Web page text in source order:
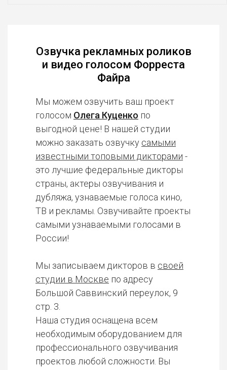
Озвучка рекламных роликов
и видео голосом Форреста
Файра
Мы можем озвучить ваш проект
голосом Олега Куценко по
выгодной цене! В нашей студии
можно заказать озвучку самыми
известными топовыми дикторами -
это лучшие федеральные дикторы
страны, актеры озвучивания и
дубляжа, узнаваемые голоса кино,
ТВ и рекламы. Озвучивайте проекты
самыми узнаваемыми голосами в
России!
Мы записываем дикторов в своей
студии в Москве по адресу
Большой Саввинский переулок, 9
стр. 3.
Наша студия оснащена всем
необходимым оборудованием для
профессионального озвучивания
проектов любой сложности. Вы